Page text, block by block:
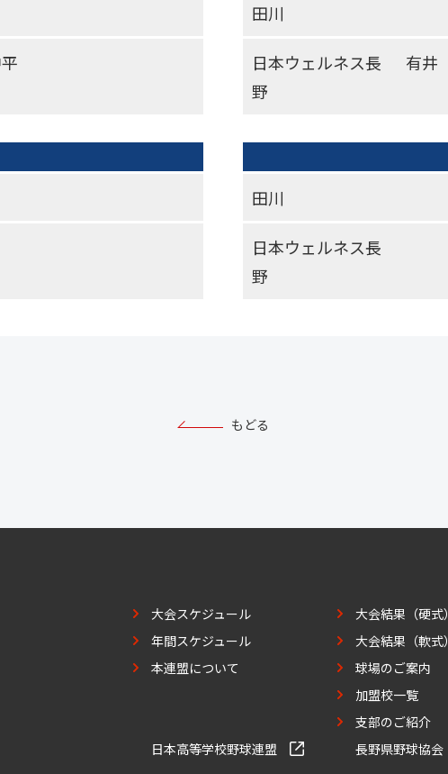
田川
日本ウェルネス長
野
有井
田川
日本ウェルネス長
野
もどる
大会スケジュール
年間スケジュール
本連盟について
大会結果（硬式）
大会結果（軟式）
球場のご案内
加盟校一覧
支部のご紹介
日本高等学校野球連盟 長野県野球協会